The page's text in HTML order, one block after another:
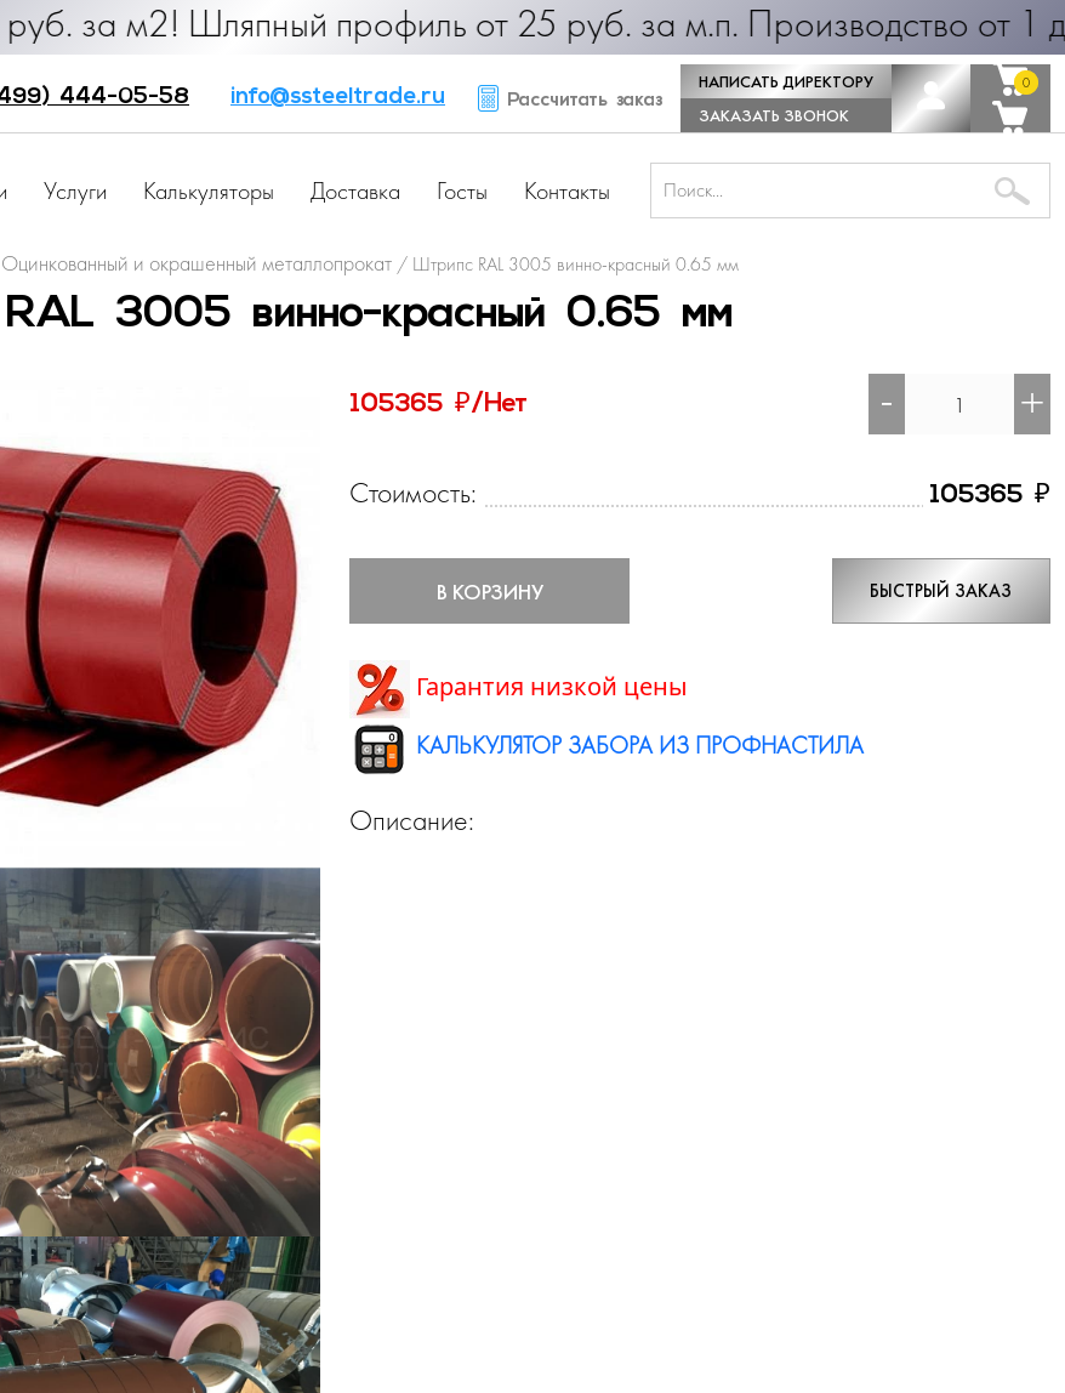
за м2! Шляпный профиль от 25 руб. за м.п. Производство от 1
444-05-58 info@ssteeltrade.ru Рассчитать заказ
НАПИСАТЬ ДИРЕКТОРУ
ЗАКАЗАТЬ ЗВОНОК
0
0
Услуги Калькуляторы Доставка Госты Контакты
Оцинкованный и окрашенный металлопрокат / Штрипс RAL 3005 винно-красный 0.65 мм
3005 винно-красный 0.65 мм
105365 ₽/Нет - +
Стоимость: 105365 ₽
В КОРЗИНУ БЫСТРЫЙ ЗАКАЗ
Гарантия низкой цены
КАЛЬКУЛЯТОР ЗАБОРА ИЗ ПРОФНАСТИЛА
Описание: